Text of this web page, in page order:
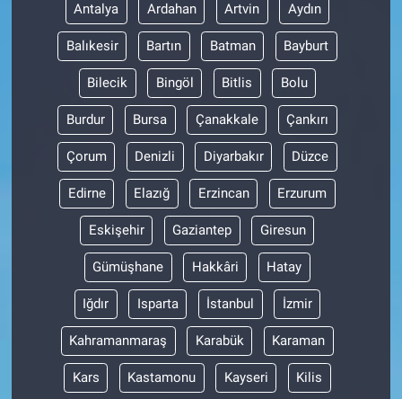
Antalya Ardahan Artvin Aydın
Balıkesir Bartın Batman Bayburt
Bilecik Bingöl Bitlis Bolu
Burdur Bursa Çanakkale Çankırı
Çorum Denizli Diyarbakır Düzce
Edirne Elazığ Erzincan Erzurum
Eskişehir Gaziantep Giresun
Gümüşhane Hakkâri Hatay
Iğdır Isparta İstanbul İzmir
Kahramanmaraş Karabük Karaman
Kars Kastamonu Kayseri Kilis